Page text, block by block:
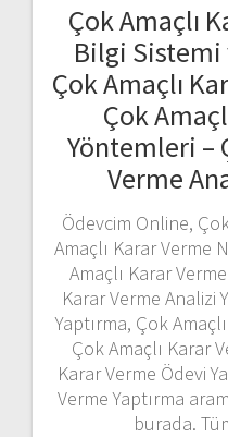
Çok Amaçlı
Bilgi Sistemi
Çok Amaçlı
Çok
Yöntemleri –
Verme
Ödevcim Online,
Amaçlı Karar Verme
Amaçlı Karar
Karar Verme Analizi
Yaptırma, Çok
Çok Amaçlı Karar
Karar Verme Ödevi
Verme Yaptırma
burada.